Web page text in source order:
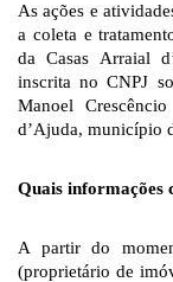
As ações e
a coleta e
da Casas Arraial
inscrita no CNPJ
Manoel
d’Ajuda, município
Quais informações
A partir do
(proprietário de